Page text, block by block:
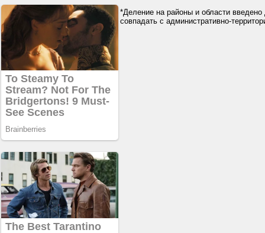
*Деление на районы и области введено
совпадать с административно-